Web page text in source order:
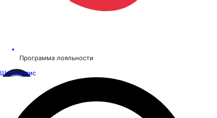
Программа лояльности
Шинсервис